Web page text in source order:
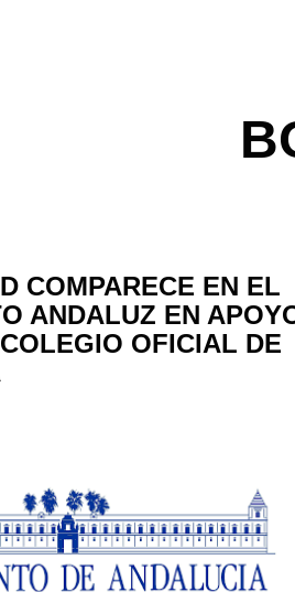
COMPARECE EN EL
ANDALUZ EN
OFICIAL DE